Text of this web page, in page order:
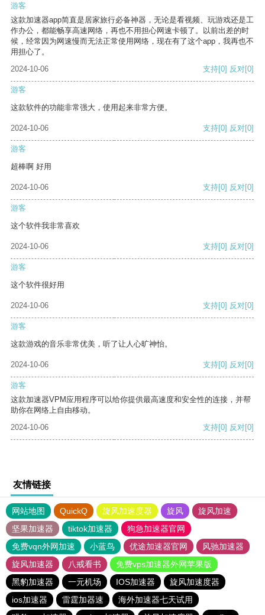
游客
这款加速器app简直是居家旅行必备神器，无论是看视频、玩游戏还是工
作办公，都能畅享高速网络，再也不用担心网速卡顿了。以前出差的时
候，经常因为网速慢而无法正常使用网络，现在有了这个app，我再也不
用担心了。
2024-10-06
支持[0] 反对[0]
游客
这款软件的功能非常强大，使用起来非常方便。
2024-10-06 支持[0] 反对[0]
游客
超棒啊 好用
2024-10-06 支持[0] 反对[0]
游客
这个软件我非常喜欢
2024-10-06 支持[0] 反对[0]
游客
这个软件很好用
2024-10-06 支持[0] 反对[0]
游客
这款游戏的音乐非常优美，听了让人心旷神怡。
2024-10-06 支持[0] 反对[0]
游客
这款加速器VPM应用程序可以给你提供最高速度和安全性的连接，并帮
助你在网络上自由移动。
2024-10-06
支持[0] 反对[0]
友情链接
网站地图 QuickQ 旋风加速度器 旋风
旋风加速
坚果加速器
tiktok加速器
狗急加速器官网
免费vqn外网加速
小蓝鸟 优途加速器官网
风驰加速器
旋风加速器
八戒看书
免费vps加速器外网苹果版
黑豹加速器
一元机场 IOS加速器
旋风加速度器
ios加速器
雷霆加器速
海外加速器七天试用